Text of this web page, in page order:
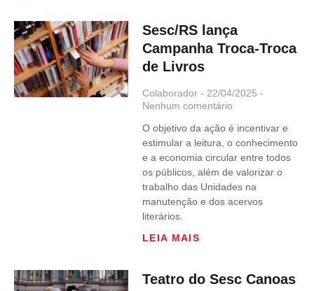
Sesc/RS lança
Campanha Troca-Troca
de Livros
Colaborador
22/04/2025
Nenhum comentário
O objetivo da ação é incentivar e
estimular a leitura, o conhecimento
e a economia circular entre todos
os públicos, além de valorizar o
trabalho das Unidades na
manutenção e dos acervos
literários.
LEIA MAIS
Teatro do Sesc Canoas